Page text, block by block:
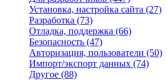
Установка, настройка сайта (27)
Разработка (73)
Отладка, поддержка (66)
Безопасность (47)
Авторизация, пользователи (50)
Импорт/экспорт данных (74)
Другое (88)